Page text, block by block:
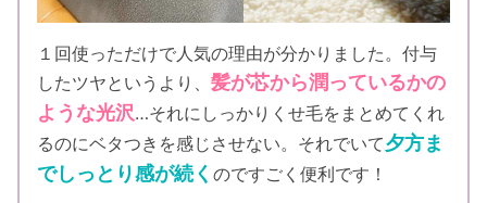
１回使っただけで人気の理由が分かりました。付与
したツヤというより、 髪が芯から潤っているかの
ような光沢…それにしっかりくせ毛をまとめてくれ
るのにベタつきを感じさせない。それでいて夕方ま
でしっとり感が続く のですごく便利です！